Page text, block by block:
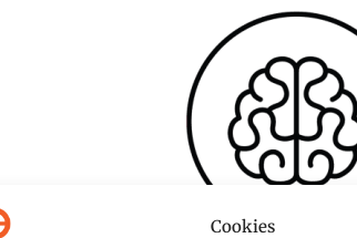
Cookies